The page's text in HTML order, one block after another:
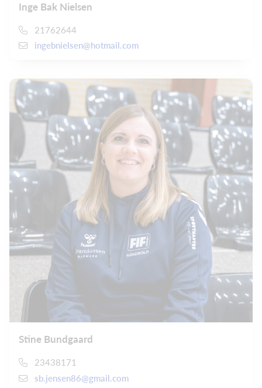
Inge Bak Nielsen
21762644
ingebnielsen@hotmail.com
Stine Bundgaard
23438171
sb.jensen86@gmail.com